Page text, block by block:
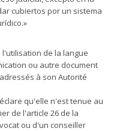
cubiertos por un sistema
l'utilisation de la langue
ou autre document
à son Autorité
qu'elle n'est tenue au
de l'article 26 de la
ou d'un conseiller